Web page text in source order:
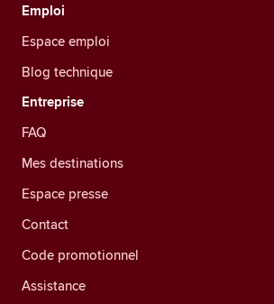
Emploi
Espace emploi
Blog technique
Entreprise
FAQ
Mes destinations
Espace presse
Contact
Code promotionnel
Assistance